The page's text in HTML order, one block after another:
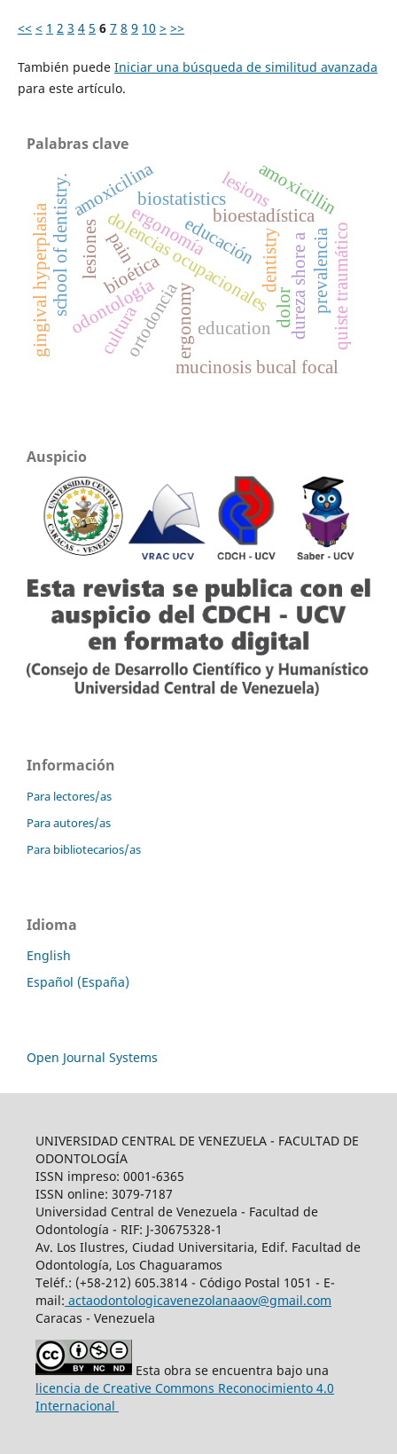
<< < 1 2 3 4 5 6 7 8 9 10 > >>
También puede Iniciar una búsqueda de similitud avanzada
para este artículo.
Palabras clave
ergonomía
dolencias ocupacionalesdolor
odontología ergonomy
pain dentistry
bioestadística
educación
biostatistics
education
school of dentistry.amoxicilina amoxicillin
gingival hyperplasia
mucinosis bucal focal
dureza shore a
ortodoncia quiste traumático
prevalencia
lesiones
lesions
bioética
cultura
Auspicio
Información
Para lectores/as
Para autores/as
Para bibliotecarios/as
Idioma
English
Español (España)
Open Journal Systems
UNIVERSIDAD CENTRAL DE VENEZUELA - FACULTAD DE
ODONTOLOGÍA
ISSN impreso: 0001-6365
ISSN online: 3079-7187
Universidad Central de Venezuela - Facultad de
Odontología - RIF: J-30675328-1
Av. Los Ilustres, Ciudad Universitaria, Edif. Facultad de
Odontología, Los Chaguaramos
Teléf.: (+58-212) 605.3814 - Código Postal 1051 - E-
mail: actaodontologicavenezolanaaov@gmail.com
Caracas - Venezuela
Esta obra se encuentra bajo una
licencia de Creative Commons Reconocimiento 4.0
Internacional